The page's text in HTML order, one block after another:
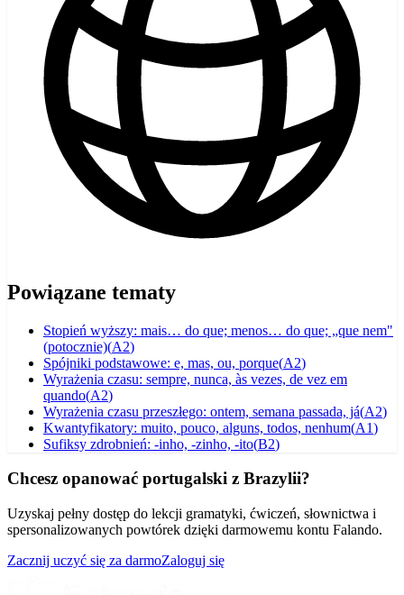
Powiązane tematy
Stopień wyższy: mais… do que; menos… do que; „que nem"
(potocznie)(A2)
Spójniki podstawowe: e, mas, ou, porque(A2)
Wyrażenia czasu: sempre, nunca, às vezes, de vez em
quando(A2)
Wyrażenia czasu przeszłego: ontem, semana passada, já(A2)
Kwantyfikatory: muito, pouco, alguns, todos, nenhum(A1)
Sufiksy zdrobnień: -inho, -zinho, -ito(B2)
Chcesz opanować portugalski z Brazylii?
Uzyskaj pełny dostęp do lekcji gramatyki, ćwiczeń, słownictwa i
spersonalizowanych powtórek dzięki darmowemu kontu Falando.
Zacznij uczyć się za darmoZaloguj się